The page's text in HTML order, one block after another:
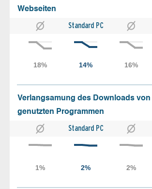
Webseiten
Standard PC
Verlangsamung des Downloads
genutzten Programmen
Standard PC